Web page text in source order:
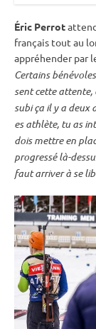
Éric Perrot
français tout au
appréhender par
Certains
sent cette attente,
subi ça il y a deux
es athlète, tu as
dois mettre en
progressé là-
faut arriver à se